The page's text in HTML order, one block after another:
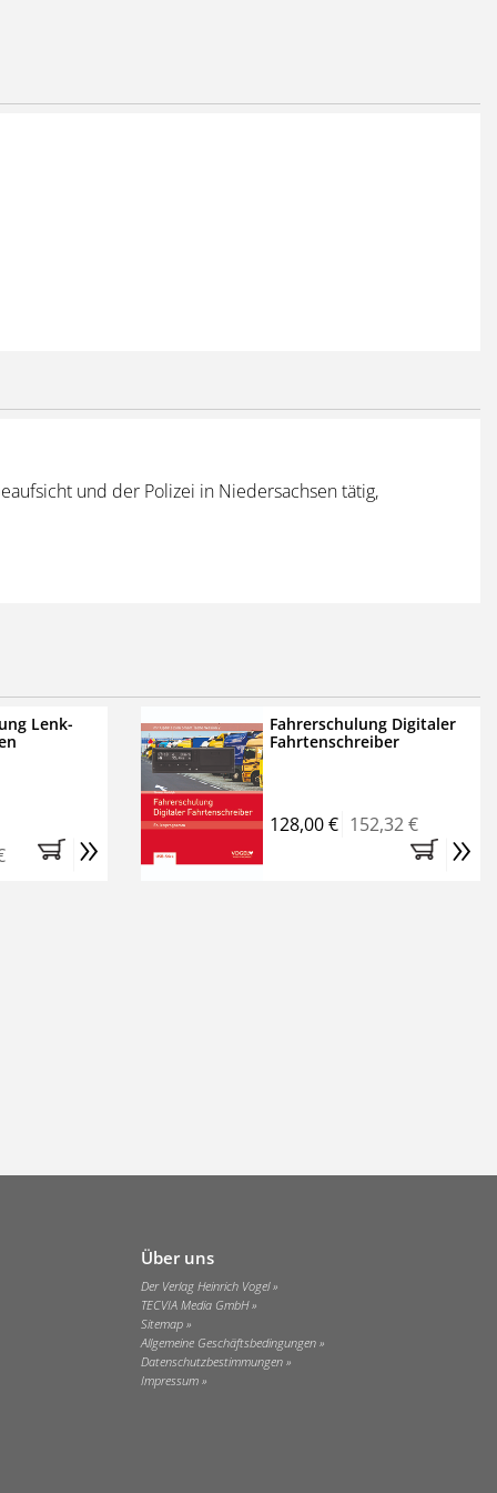
und der Polizei in Niedersachsen tätig,
Lenk-
»
Fahrerschulung Digitaler
Fahrtenschreiber
128,00 € 152,32 € »
Über uns
Der Verlag Heinrich Vogel
TECVIA Media GmbH
Sitemap
Allgemeine Geschäftsbedingungen
Datenschutzbestimmungen
Impressum